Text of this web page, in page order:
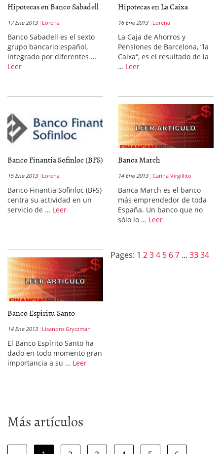
Hipotecas en Banco Sabadell
17 Ene 2013 Lorena
Banco Sabadell es el sexto
grupo bancario español,
integrado por diferentes …
Leer
Hipotecas en La Caixa
16 Ene 2013 Lorena
La Caja de Ahorros y
Pensiones de Barcelona, “la
Caixa“, es el resultado de la
… Leer
Banco Finantia Sofinloc (BFS)
15 Ene 2013 Lorena
Banco Finantia Sofinloc (BFS)
centra su actividad en un
servicio de … Leer
Banca March
14 Ene 2013 Carina Virgillito
Banca March es el banco
más emprendedor de toda
España. Un banco que no
sólo lo … Leer
Banco Espiritu Santo
14 Ene 2013 Lisandro Gryczman
El Banco Espírito Santo ha
dado en todo momento gran
importancia a su … Leer
Pages: 1 234 5 67 ... 3334
Más artículos